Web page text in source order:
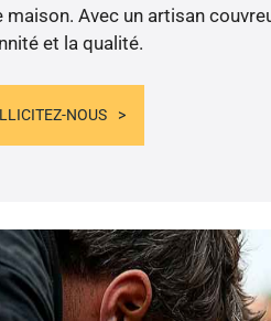
maison. Avec un artisan
et la qualité.
NOUS